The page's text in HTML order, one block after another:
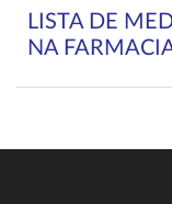
LISTA DE
NA